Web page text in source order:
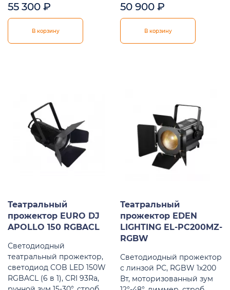
55 300 ₽
В корзину
50 900 ₽
В корзину
Театральный
прожектор EURO DJ
APOLLO 150 RGBACL
Светодиодный
театральный прожектор,
светодиод COB LED 150W
RGBACL (6 в 1), CRI 93Ra,
Театральный
прожектор EDEN
LIGHTING EL-PC200MZ-
RGBW
Светодиодный прожектор
с линзой PC, RGBW 1х200
Вт, моторизованный зум